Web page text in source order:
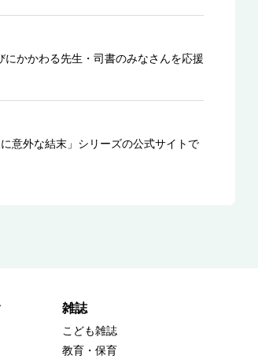
かかわる先生・司書のみなさんを応援
意外な結末」シリーズの公式サイトで
雑誌
こども雑誌
教育・保育